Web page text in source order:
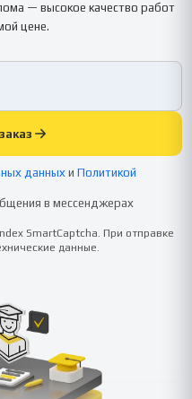
— высокое качество работ
цене.
данных и Политикой
в мессенджерах
SmartCaptcha. При отправке
данные.